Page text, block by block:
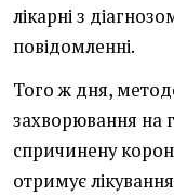
лікарні з
повідомленні.
Того ж дня,
захворювання на
спричинену
отримує